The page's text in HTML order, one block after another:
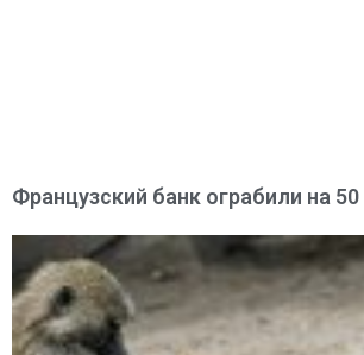
Французский банк ограбили на 50